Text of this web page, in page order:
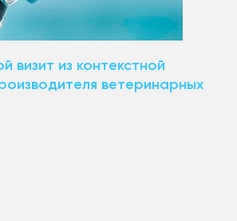
визит из контекстной
ветеринарных